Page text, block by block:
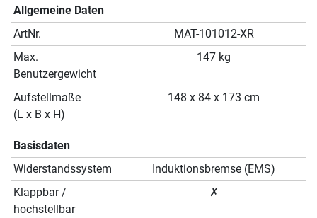
Allgemeine Daten
ArtNr.
MAT-101012-XR
Max.
Benutzergewicht
147 kg
Aufstellmaße
(L x B x H)
148 x 84 x 173 cm
Basisdaten
Widerstandssystem
Induktionsbremse (EMS)
Klappbar /
hochstellbar
✗